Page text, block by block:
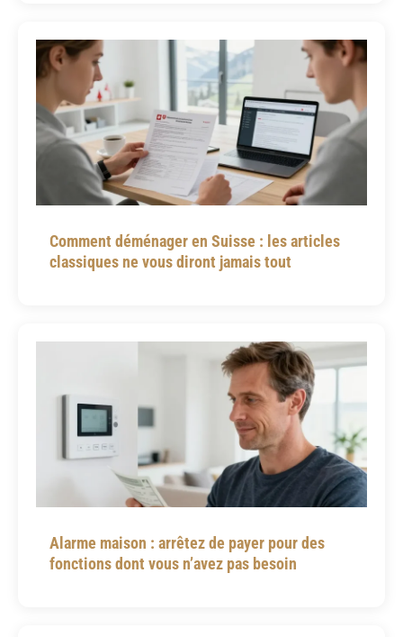
Comment déménager en Suisse : les articles
classiques ne vous diront jamais tout
Alarme maison : arrêtez de payer pour des
fonctions dont vous n’avez pas besoin